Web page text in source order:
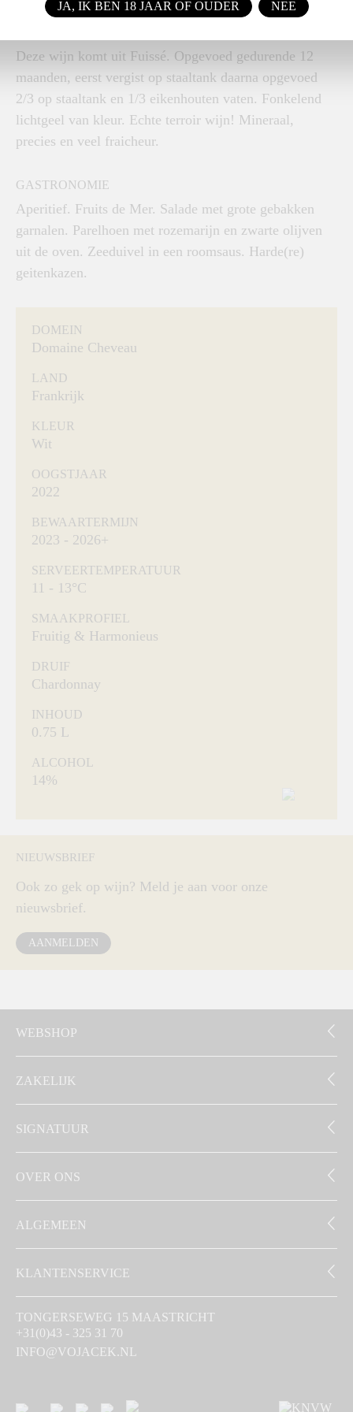
Deze wijn komt uit Fuissé. Opgevoed gedurende 12
maanden, eerst vergist op staaltank daarna opgevoed
2/3 op staaltank en 1/3 eikenhouten vaten. Fonkelend
lichtgeel van kleur. Echte terroir wijn! Mineraal,
precies en veel fraicheur.
GASTRONOMIE
Aperitief. Fruits de Mer. Salade met grote gebakken
garnalen. Parelhoen met rozemarijn en zwarte olijven
uit de oven. Zeeduivel in een roomsaus. Harde(re)
geitenkazen.
DOMEIN
Domaine Cheveau
LAND
Frankrijk
KLEUR
Wit
OOGSTJAAR
2022
BEWAARTERMIJN
2023 - 2026+
SERVEERTEMPERATUUR
11 - 13°C
SMAAKPROFIEL
Fruitig & Harmonieus
DRUIF
Chardonnay
INHOUD
0.75 L
ALCOHOL
14%
NIEUWSBRIEF
Ook zo gek op wijn? Meld je aan voor onze
nieuwsbrief.
AANMELDEN
WEBSHOP
ZAKELIJK
SIGNATUUR
OVER ONS
ALGEMEEN
KLANTENSERVICE
TONGERSEWEG 15 MAASTRICHT
+31(0)43 - 325 31 70
INFO@VOJACEK.NL
JA, IK BEN 18 JAAR OF OUDER NEE